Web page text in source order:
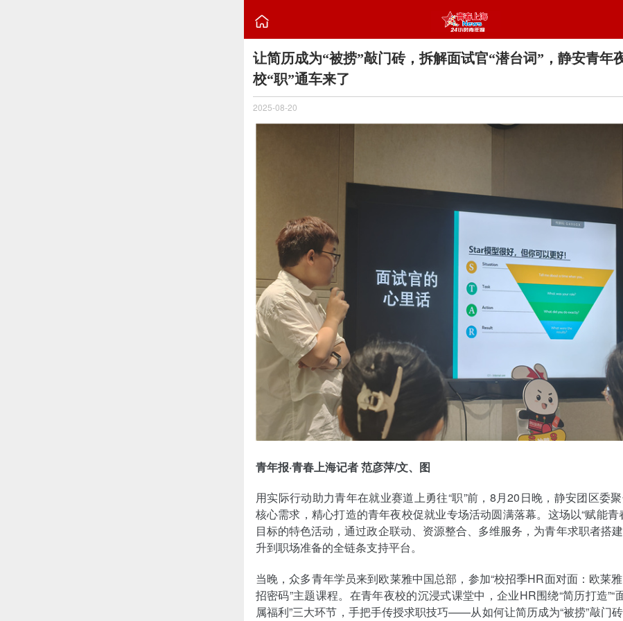

让简历成为“被捞”敲门砖，拆解面试官“潜台词”，静安青年
校“职”通车来了
2025-08-20
青年报·青春上海记者 范彦萍/文、图
用实际行动助力青年在就业赛道上勇往“职”前，8月20日晚，静安团区委
核心需求，精心打造的青年夜校促就业专场活动圆满落幕。这场以“赋能青
目标的特色活动，通过政企联动、资源整合、多维服务，为青年求职者搭
升到职场准备的全链条支持平台。
当晚，众多青年学员来到欧莱雅中国总部，参加“校招季HR面对面：欧莱
招密码”主题课程。在青年夜校的沉浸式课堂中，企业HR围绕“简历打造”“
属福利”三大环节，手把手传授求职技巧——从如何让简历成为“被捞”敲门